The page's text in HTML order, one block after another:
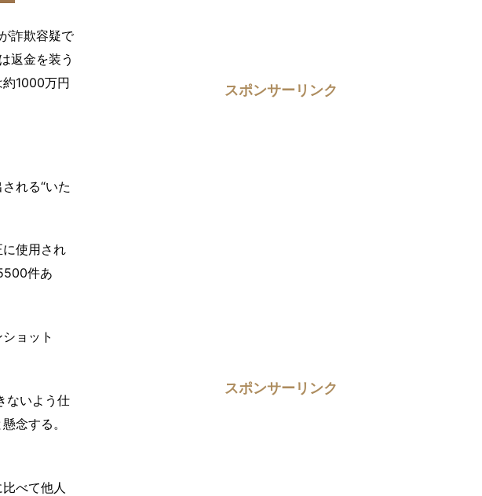
詐欺容疑で
返金を装う
1000万円
れる“いた
使用され
件あ
ョット
ないよう仕
念する。
べて他人
スポンサーリンク
スポンサーリンク